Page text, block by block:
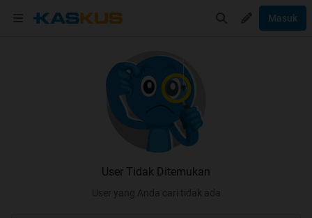
Masuk
User Tidak Ditemukan
User yang Anda cari tidak ada